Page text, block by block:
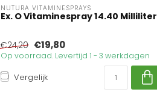
NUTURA VITAMINESPRAYS
Ex. O Vitaminespray 14.40 Milliliter
€24,20 €19,80
Op voorraad. Levertijd 1 - 3 werkdagen
Vergelijk